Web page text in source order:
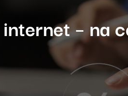
– na